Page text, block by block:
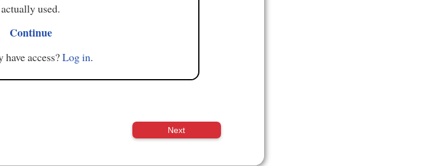
actually used.
Continue
access?Log in.
Next